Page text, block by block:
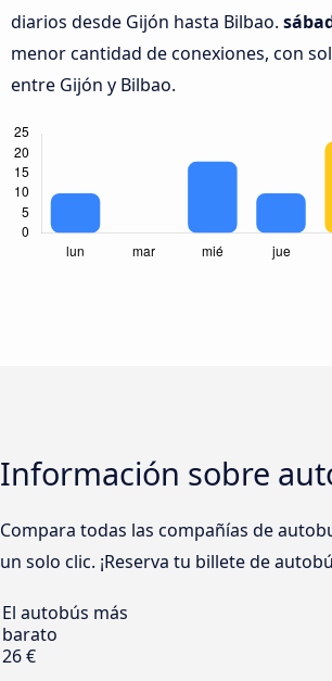
diarios desde Gijón hasta Bilbao.
menor cantidad de conexiones, con
entre Gijón y Bilbao.
Información sobre
Compara todas las compañías de
un solo clic. ¡Reserva tu billete de
El autobús más
barato
26 €